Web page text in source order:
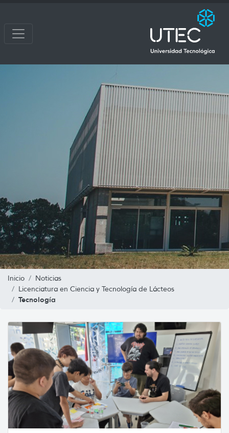
Inicio
Noticias
Licenciatura en Ciencia y Tecnología de Lácteos
Tecnología